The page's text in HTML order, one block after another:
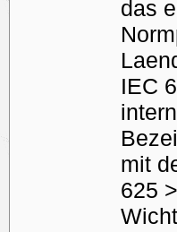
das
IEC
mit
625